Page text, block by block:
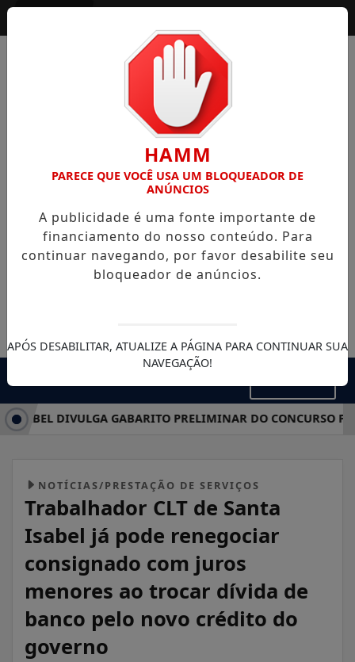
DIVULGA GABARITO PRELIMINAR DO CONCURSO
NOTÍCIAS/PRESTAÇÃO DE SERVIÇOS
Trabalhador CLT de Santa
Isabel já pode renegociar
consignado com juros
menores ao trocar dívida de
banco pelo novo crédito do
governo
HAMM
PARECE QUE VOCÊ USA UM BLOQUEADOR DE
ANÚNCIOS
A publicidade é uma fonte importante de
financiamento do nosso conteúdo. Para
continuar navegando, por favor desabilite seu
bloqueador de anúncios.
APÓS DESABILITAR, ATUALIZE A PÁGINA PARA CONTINUAR SUA
NAVEGAÇÃO!